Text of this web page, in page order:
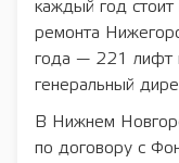
каждый год
ремонта
года — 221 лифт
генеральный
В Нижнем
по договору с